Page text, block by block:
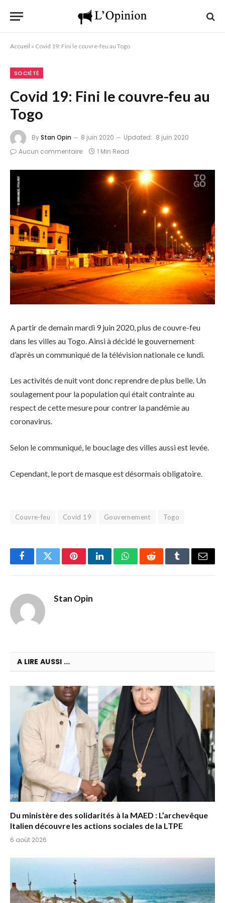
Accueil » Covid 19: Fini le couvre-feu au Togo
SOCIÉTÉ
Covid 19: Fini le couvre-feu au
Togo
ByStan Opin 8 juin 2020 Updated: 8 juin 2020
Aucun commentaire
1 Min Read
A partir de demain mardi 9 juin 2020, plus de couvre-feu
dans les villes au Togo. Ainsi à décidé le gouvernement
d’après un communiqué de la télévision nationale ce lundi.
Les activités de nuit vont donc reprendre de plus belle. Un
soulagement pour la population qui était contrainte au
respect de cette mesure pour contrer la pandémie au
coronavirus.
Selon le communiqué, le bouclage des villes aussi est levée.
Cependant, le port de masque est désormais obligatoire.
Couvre-feu Covid 19 Gouvernement Togo
FacebookTwitterPinterestLinkedInWhatsAppRedditTumblrEmail
Stan Opin
A LIRE AUSSI ...
Du ministère des solidarités à la MAED : L’archevêque
Italien découvre les actions sociales de la LTPE
6 août 2026